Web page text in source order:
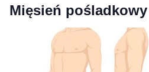
Mięsień